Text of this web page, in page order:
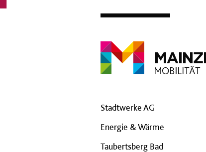
Stadtwerke AG
Energie & Wärme
Taubertsberg Bad